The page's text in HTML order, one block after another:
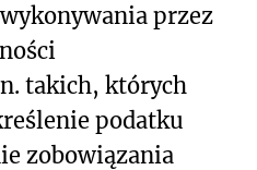
przez
takich, których
podatku
zobowiązania